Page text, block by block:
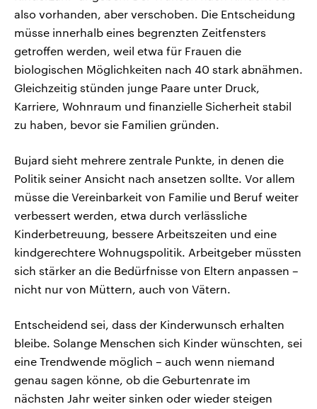
also vorhanden, aber verschoben. Die Entscheidung
müsse innerhalb eines begrenzten Zeitfensters
getroffen werden, weil etwa für Frauen die
biologischen Möglichkeiten nach 40 stark abnähmen.
Gleichzeitig stünden junge Paare unter Druck,
Karriere, Wohnraum und finanzielle Sicherheit stabil
zu haben, bevor sie Familien gründen.
Bujard sieht mehrere zentrale Punkte, in denen die
Politik seiner Ansicht nach ansetzen sollte. Vor allem
müsse die Vereinbarkeit von Familie und Beruf weiter
verbessert werden, etwa durch verlässliche
Kinderbetreuung, bessere Arbeitszeiten und eine
kindgerechtere Wohnugspolitik. Arbeitgeber müssten
sich stärker an die Bedürfnisse von Eltern anpassen –
nicht nur von Müttern, auch von Vätern.
Entscheidend sei, dass der Kinderwunsch erhalten
bleibe. Solange Menschen sich Kinder wünschten, sei
eine Trendwende möglich – auch wenn niemand
genau sagen könne, ob die Geburtenrate im
nächsten Jahr weiter sinken oder wieder steigen